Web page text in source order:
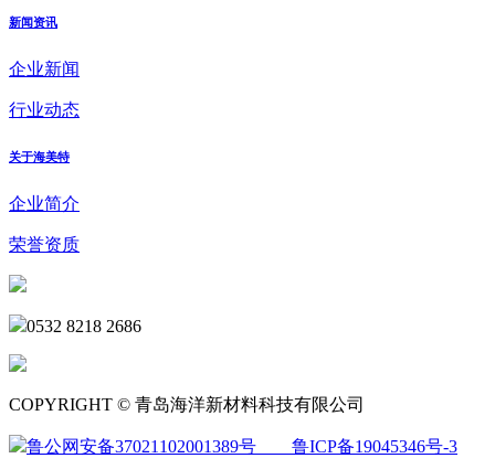
新闻资讯
企业新闻
行业动态
关于海美特
企业简介
荣誉资质
0532 8218 2686
COPYRIGHT © 青岛海洋新材料科技有限公司
鲁公网安备37021102001389号 鲁ICP备19045346号-3